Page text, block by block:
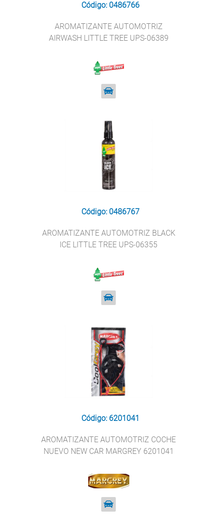
Código: 0486766
AROMATIZANTE AUTOMOTRIZ
AIRWASH LITTLE TREE UPS-06389
Código: 0486767
AROMATIZANTE AUTOMOTRIZ BLACK
ICE LITTLE TREE UPS-06355
Código: 6201041
AROMATIZANTE AUTOMOTRIZ COCHE
NUEVO NEW CAR MARGREY 6201041